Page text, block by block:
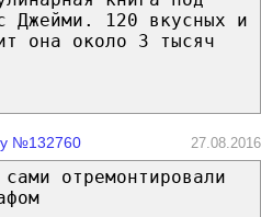
Джейми. 120 вкусных и
она около 3 тысяч
№132760 27.08.2016
отремонтировали